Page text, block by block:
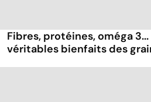
Fibres, protéines, oméga
véritables bienfaits des